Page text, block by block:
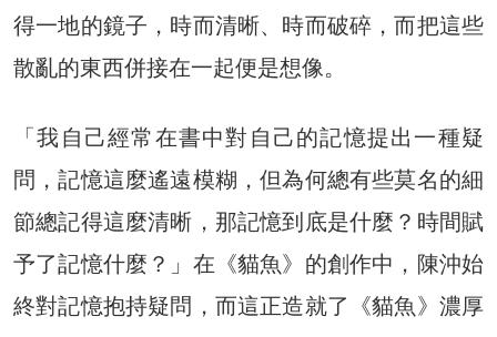
得一地的鏡子，時而清晰、時而破碎，而把這些
散亂的東西併接在一起便是想像。
「我自己經常在書中對自己的記憶提出一種疑
問，記憶這麼遙遠模糊，但為何總有些莫名的細
節總記得這麼清晰，那記憶到底是什麼？時間賦
予了記憶什麼？」在《貓魚》的創作中，陳沖始
終對記憶抱持疑問，而這正造就了《貓魚》濃厚